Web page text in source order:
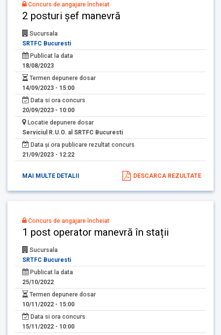
Concurs de angajare încheiat
2 posturi șef manevră
Sucursala
SRTFC Bucuresti
Publicat la data
18/08/2023
Termen depunere dosar
14/09/2023 - 15:00
Data si ora concurs
20/09/2023 - 10:00
Locatie depunere dosar
Serviciul R.U.O. al SRTFC Bucuresti
Data și ora publicare rezultat concurs
21/09/2023 - 12:22
MAI MULTE DETALII DESCARCA REZULTATE
Concurs de angajare încheiat
1 post operator manevră în stații
Sucursala
SRTFC Bucuresti
Publicat la data
25/10/2022
Termen depunere dosar
10/11/2022 - 15:00
Data si ora concurs
15/11/2022 - 10:00